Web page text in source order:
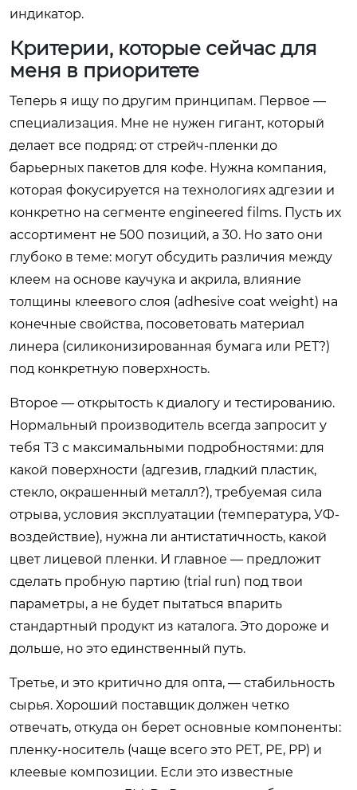
индикатор.
Критерии, которые сейчас для
меня в приоритете
Теперь я ищу по другим принципам. Первое —
специализация. Мне не нужен гигант, который
делает все подряд: от стрейч-пленки до
барьерных пакетов для кофе. Нужна компания,
которая фокусируется на технологиях адгезии и
конкретно на сегменте engineered films. Пусть их
ассортимент не 500 позиций, а 30. Но зато они
глубоко в теме: могут обсудить различия между
клеем на основе каучука и акрила, влияние
толщины клеевого слоя (adhesive coat weight) на
конечные свойства, посоветовать материал
линера (силиконизированная бумага или РЕТ?)
под конкретную поверхность.
Второе — открытость к диалогу и тестированию.
Нормальный производитель всегда запросит у
тебя ТЗ с максимальными подробностями: для
какой поверхности (адгезив, гладкий пластик,
стекло, окрашенный металл?), требуемая сила
отрыва, условия эксплуатации (температура, УФ-
воздействие), нужна ли антистатичность, какой
цвет лицевой пленки. И главное — предложит
сделать пробную партию (trial run) под твои
параметры, а не будет пытаться впарить
стандартный продукт из каталога. Это дороже и
дольше, но это единственный путь.
Третье, и это критично для опта, — стабильность
сырья. Хороший поставщик должен четко
отвечать, откуда он берет основные компоненты:
пленку-носитель (чаще всего это PET, PE, PP) и
клеевые композиции. Если это известные